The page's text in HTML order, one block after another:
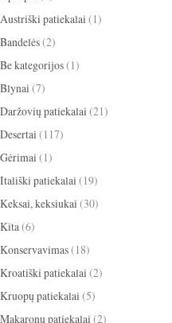
Austriški patiekalai (1)
Bandelės(2)
Be kategorijos(1)
Blynai (7)
Daržovių patiekalai (21)
Desertai (117)
Gėrimai (1)
Itališki patiekalai (19)
Keksai, keksiukai (30)
Kita(6)
Konservavimas(18)
Kroatiški patiekalai (2)
Kruopų patiekalai (5)
Makaronų patiekalai (2)